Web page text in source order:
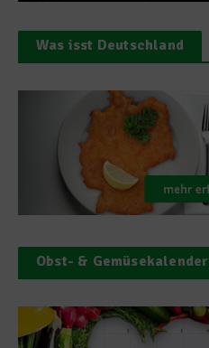
Was isst Deutschland
Obst- & Gemüsekalender